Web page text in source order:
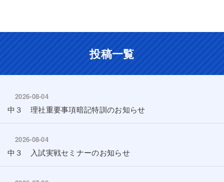
投稿一覧
2026-08-04
中３ 理社重要事項暗記特訓のお知らせ
2026-08-04
中３ 入試実戦セミナーのお知らせ